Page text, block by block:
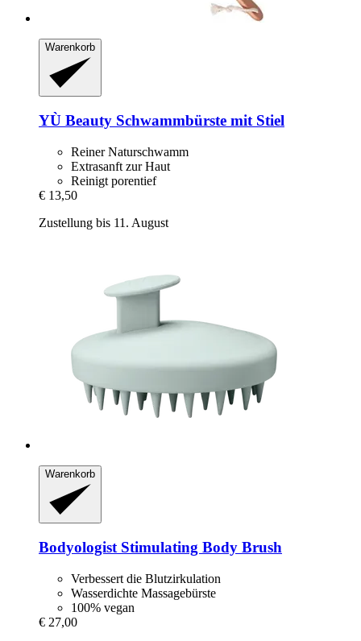
Warenkorb
YÙ Beauty Schwammbürste mit Stiel
Reiner Naturschwamm
Extrasanft zur Haut
Reinigt porentief
€ 13,50
Zustellung bis 11. August
Warenkorb
Bodyologist Stimulating Body Brush
Verbessert die Blutzirkulation
Wasserdichte Massagebürste
100% vegan
€ 27,00